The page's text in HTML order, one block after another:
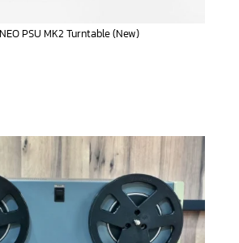
PSU MK2 Turntable (New)